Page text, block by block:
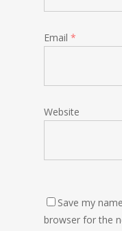
Email *
Website
Save my
browser for the